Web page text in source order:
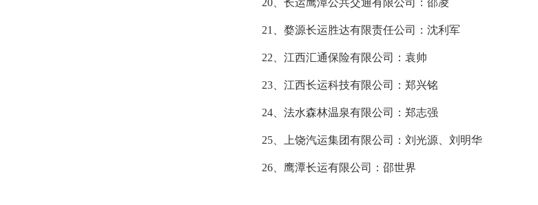
20、长运鹰潭公共交通有限公司：邵凌
21、婺源长运胜达有限责任公司：沈利军
22、江西汇通保险有限公司：袁帅
23、江西长运科技有限公司：郑兴铭
24、法水森林温泉有限公司：郑志强
25、上饶汽运集团有限公司：刘光源、刘明华
26、鹰潭长运有限公司：邵世界